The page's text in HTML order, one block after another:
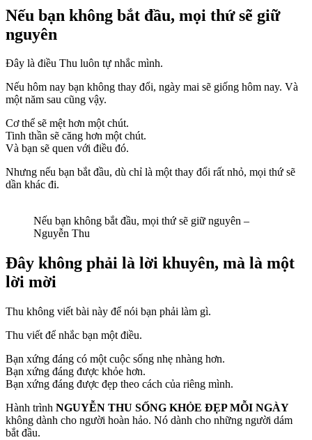
Nếu bạn không bắt đầu, mọi thứ sẽ giữ
nguyên
Đây là điều Thu luôn tự nhắc mình.
Nếu hôm nay bạn không thay đổi, ngày mai sẽ giống hôm nay. Và
một năm sau cũng vậy.
Cơ thể sẽ mệt hơn một chút.
Tinh thần sẽ căng hơn một chút.
Và bạn sẽ quen với điều đó.
Nhưng nếu bạn bắt đầu, dù chỉ là một thay đổi rất nhỏ, mọi thứ sẽ
dần khác đi.
Nếu bạn không bắt đầu, mọi thứ sẽ giữ nguyên –
Nguyễn Thu
Đây không phải là lời khuyên, mà là một
lời mời
Thu không viết bài này để nói bạn phải làm gì.
Thu viết để nhắc bạn một điều.
Bạn xứng đáng có một cuộc sống nhẹ nhàng hơn.
Bạn xứng đáng được khỏe hơn.
Bạn xứng đáng được đẹp theo cách của riêng mình.
Hành trình NGUYỄN THU SỐNG KHỎE ĐẸP MỖI NGÀY
không dành cho người hoàn hảo. Nó dành cho những người dám
bắt đầu.